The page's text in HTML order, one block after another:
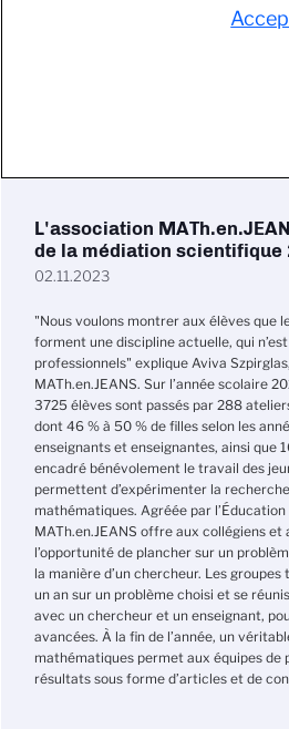
L'association
de la médiation scientifique
02.11.2023
"Nous voulons montrer aux élèves que
forment une discipline actuelle, qui
professionnels" explique Aviva
MATh.en.JEANS. Sur l’année scolaire
3725 élèves sont passés par 288
dont 46 % à 50 % de filles selon les
enseignants et enseignantes, ainsi que
encadré bénévolement le travail des
permettent d’expérimenter la
mathématiques. Agréée par
MATh.en.JEANS offre aux collégiens et
l’opportunité de plancher sur un
la manière d’un chercheur. Les
un an sur un problème choisi et se
avec un chercheur et un enseignant,
avancées. À la fin de l’année, un
mathématiques permet aux équipes de
résultats sous forme d’articles et de